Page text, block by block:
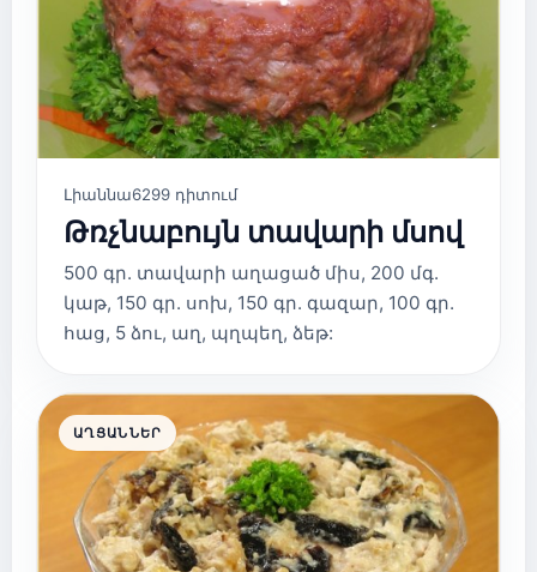
Լիաննա6299 դիտում
Թռչնաբույն տավարի մսով
500 գր. տավարի աղացած միս, 200 մգ.
կաթ, 150 գր. սոխ, 150 գր. գազար, 100 գր.
հաց, 5 ձու, աղ, պղպեղ, ձեթ:
ԱՂՑԱՆՆԵՐ